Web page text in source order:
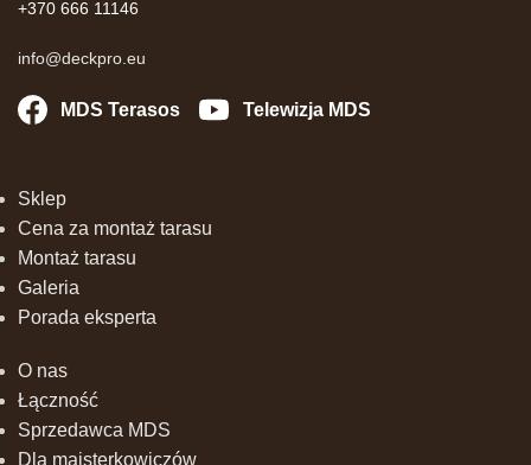
+370 666 11146
info@deckpro.eu
MDS Terasos Telewizja MDS
Sklep
Cena za montaż tarasu
Montaż tarasu
Galeria
Porada eksperta
O nas
Łączność
Sprzedawca MDS
Dla majsterkowiczów